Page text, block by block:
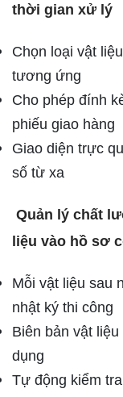
thời gian xử lý
Chọn loại vật
tương ứng
Cho phép đính
phiếu giao hàng
Giao diện trực
số từ xa
Quản lý chất
liệu vào hồ sơ
Mỗi vật liệu sau
nhật ký thi công
Biên bản vật
dụng
Tự động kiểm